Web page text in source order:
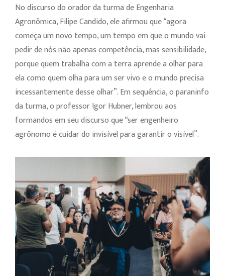
No discurso do orador da turma de Engenharia
Agronômica, Filipe Candido, ele afirmou que “agora
começa um novo tempo, um tempo em que o mundo vai
pedir de nós não apenas competência, mas sensibilidade,
porque quem trabalha com a terra aprende a olhar para
ela como quem olha para um ser vivo e o mundo precisa
incessantemente desse olhar”. Em sequência, o paraninfo
da turma, o professor Igor Hubner, lembrou aos
formandos em seu discurso que “ser engenheiro
agrônomo é cuidar do invisível para garantir o visível”.